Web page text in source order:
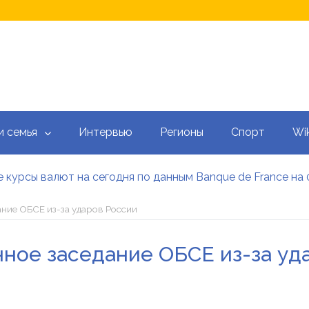
семья Интервью Регионы Спорт
курсы валют на сегодня по данным Banque de France на
гривен военным: кто может получить эти выплаты, а
сегодня онлайн: Оперативный обзор НБУ, банков и
ОБСЕ из-за ударов России
заседание ОБСЕ из-за